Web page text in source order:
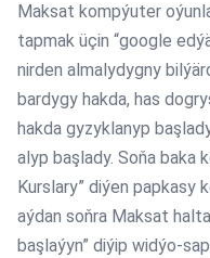
Maksat kompýuter
tapmak üçin “google
nirden almalydygny
bardygy hakda, has
hakda gyzyklanyp
alyp başlady. Soňa baka
Kurslary” diýen papkasy
aýdan soňra Maksat
başlaýyn” diýip widýo-